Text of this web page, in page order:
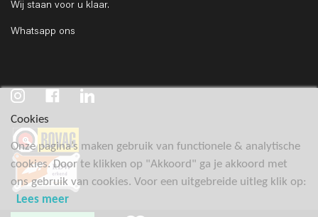
Wij staan voor u klaar.
Whatsapp ons
Cookies
Onze pagina’s maken gebruik van functionele & analytische
cookies. Door te klikken op "Akkoord" ga je akkoord met
ons gebruik van cookies. Voor een uitgebreide uitleg klik op:
Lees meer